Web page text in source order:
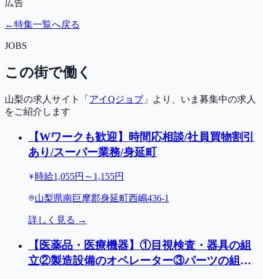
広告
←特集一覧へ戻る
JOBS
この街で働く
山梨の求人サイト「 アイQジョブ 」より、いま募集中の求人
をご紹介します
【Wワークも歓迎】時間応相談/社員買物割引
あり/スーパー業務/身延町
時給1,055円～1,155円
山梨県南巨摩郡身延町西嶋436-1
詳しく見る →
【医薬品・医療機器】①目視検査・器具の組
立②製造設備のオペレーター③パーツの組立/